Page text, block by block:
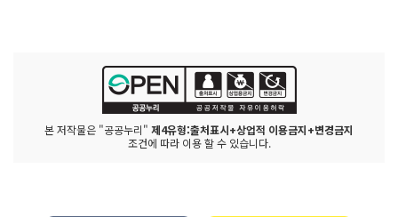
본 저작물은 "공공누리" 제4유형:출처표시+상업적 이용금지+변경금지
조건에 따라 이용 할 수 있습니다.